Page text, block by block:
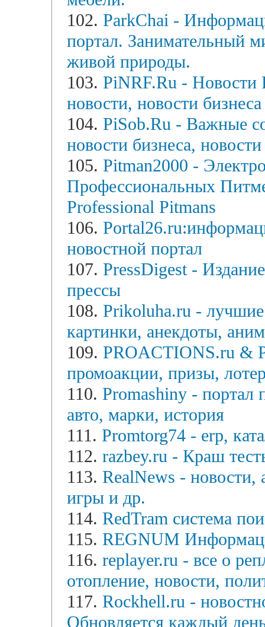
102. ParkChai -
портал. Занимательный
живой природы.
103. PiNRF.Ru - Новости
новости, новости бизнеса
104. PiSob.Ru - Важные
новости бизнеса, новости
105. Pitman2000 -
Профессиональных
Professional Pitmans
106.
новостной портал
107. PressDigest -
прессы
108. Prikoluha.ru -
картинки, анекдоты,
109. PROACTIONS.ru &
промоакции, призы,
110. Promashiny - портал
авто, марки, история
111. Promtorg74 - erp,
112. razbey.ru - Краш
113. RealNews - новости,
игры и др.
114. RedTram система
115. REGNUM
116. replayer.ru - все о
отопление, новости,
117. Rockhell.ru -
Обновляется каждый